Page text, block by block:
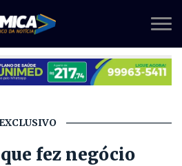
EXCLUSIVO
fez negócio